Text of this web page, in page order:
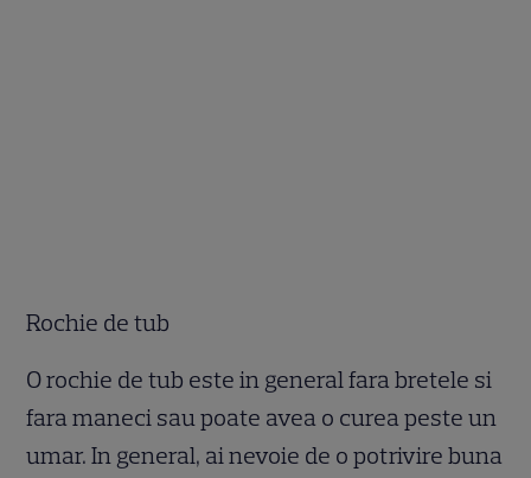
Rochie de tub
O rochie de tub este in general fara bretele si
fara maneci sau poate avea o curea peste un
umar. In general, ai nevoie de o potrivire buna